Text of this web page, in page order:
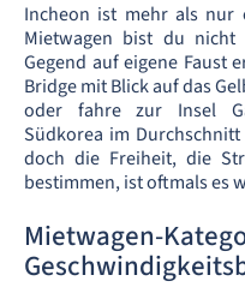
Incheon ist mehr als nur
Mietwagen bist du
Gegend auf eigene Faust
Bridge mit Blick auf das
oder fahre zur Insel
Südkorea im
doch die Freiheit, die
bestimmen, ist oftmals es
Mietwagen-